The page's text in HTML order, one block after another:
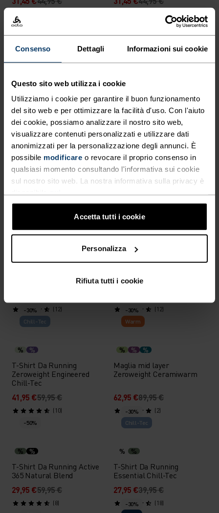
Consenso Dettagli Informazioni sui cookie
Questo sito web utilizza i cookie
Utilizziamo i cookie per garantire il buon funzionamento
del sito web e per ottimizzare la facilità d'uso. Con l'aiuto
dei cookie, possiamo analizzare il nostro sito web,
visualizzare contenuti personalizzati e utilizzare dati
anonimizzati per la personalizzazione degli annunci. È
possibile modificare o revocare il proprio consenso in
qualsiasi momento consultando l'informativa sui cookie
sul nostro sito web. La nostra informativa sulla privacy è
Accetta tutti i cookie
Personalizza
Rifiuta tutti i cookie
% %
Zeroweight Engineered
Chill-Tec
41,95 €59,95 €
(28)
Essential Print
27,95 €39,95 €
(21)
%
Felpa Con Cappuccio Da
Running Active 365 Knit
76,95 €109,95 €
% %
T-Shirt Da Running A
Maniche Lunghe Active 365
48,95 €69,95 €
-30%
(12)
-30%
Impermeabile
365
(12)
-30%
Chill-Tec
% %
T-Shirt Da Running
Zeroweight Engineered
Chill-Tec
41,95 €59,95 €
(10)
-30%
Warm
% % %
Maglia mid layer
Zeroweight Ceramiwarm
62,95 €89,95 €
(2)
-50%
% %
T-Shirt Da Running Active
365 Natural Blend
29,95 €59,95 €
(8)
-30%
Chill-Tec
% %
T-Shirt Da Running
Essential Chill-Tec
27,95 €39,95 €
(18)
-30%